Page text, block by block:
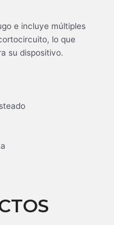
e incluye múltiples
lo que
su dispositivo.